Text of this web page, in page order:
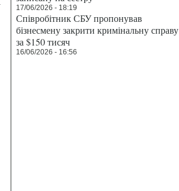
17/06/2026 - 18:19
Співробітник СБУ пропонував
бізнесмену закрити кримінальну справу
за $150 тисяч
16/06/2026 - 16:56